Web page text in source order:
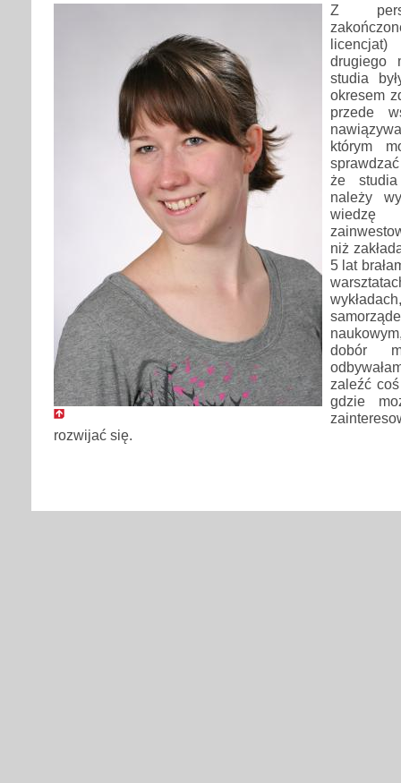
Z
drugiego
studia
okresem
przede
którym
że
należy
niż
5 lat
dobór
zaleźć
gdzie
rozwijać się.